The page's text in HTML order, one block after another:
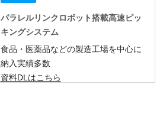
パラレルリンクロボット搭載高速ピッ
キングシステム
食品・医薬品などの製造工場を中心に
納入実績多数
資料DLはこちら